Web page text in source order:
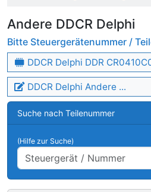
Andere DDCR Delphi
Bitte Steuergerätenummer /
DDCR Delphi DDR
DDCR Delphi Andere ...
Suche nach Teilenummer
(Hilfe zur Suche)